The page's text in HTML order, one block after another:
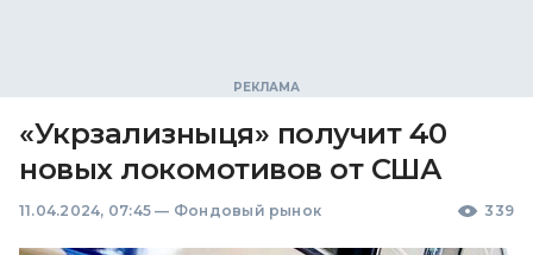
«Укрзализныця» получит 40
новых локомотивов от США
11.04.2024, 07:45 — Фондовый рынок 339